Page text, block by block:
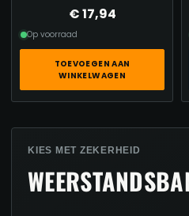
€17,94
Op voorraad
TOEVOEGEN AAN
WINKELWAGEN
KIES MET ZEKERHEID